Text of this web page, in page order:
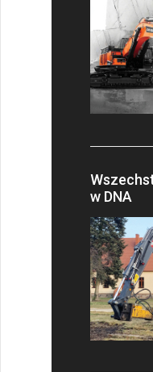
w DNA